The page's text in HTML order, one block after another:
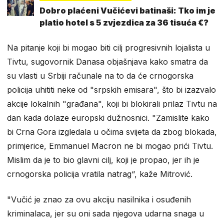
Dobro plaćeni Vučićevi batinaši: Tko im je
platio hotel s 5 zvjezdica za 36 tisuća €?
Na pitanje koji bi mogao biti cilj progresivnih lojalista u
Tivtu, sugovornik Danasa objašnjava kako smatra da
su vlasti u Srbiji računale na to da će crnogorska
policija uhititi neke od "srpskih emisara", što bi izazvalo
akcije lokalnih "građana", koji bi blokirali prilaz Tivtu na
dan kada dolaze europski dužnosnici. "Zamislite kako
bi Crna Gora izgledala u očima svijeta da zbog blokada,
primjerice, Emmanuel Macron ne bi mogao prići Tivtu.
Mislim da je to bio glavni cilj, koji je propao, jer ih je
crnogorska policija vratila natrag“, kaže Mitrović.
"Vučić je znao za ovu akciju nasilnika i osuđenih
kriminalaca, jer su oni sada njegova udarna snaga u